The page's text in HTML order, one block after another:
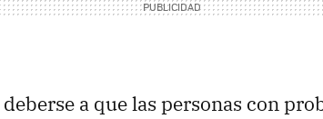
a que las personas con